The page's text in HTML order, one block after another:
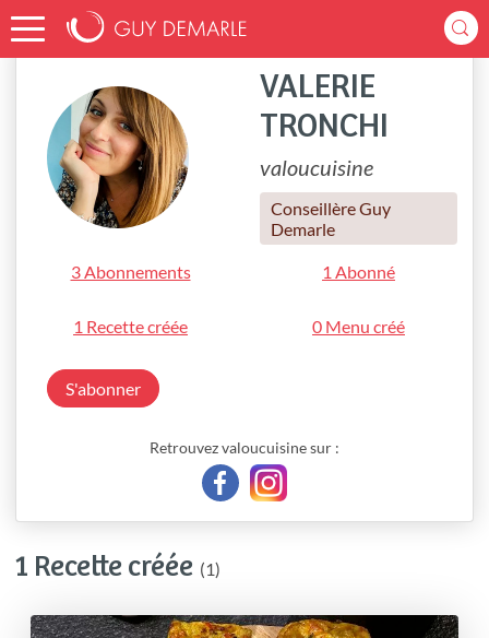
Accueil valoucuisine
VALERIE
TRONCHI
valoucuisine
Conseillère Guy
Demarle
3 Abonnements 1 Abonné
1 Recette créée 0 Menu créé
S'abonner
Retrouvez valoucuisine sur :
1 Recette créée (1)